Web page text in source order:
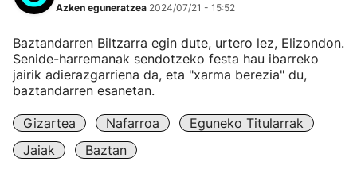
Azken eguneratzea 2024/07/21 - 15:52
Baztandarren Biltzarra egin dute, urtero lez, Elizondon.
Senide-harremanak sendotzeko festa hau ibarreko
jairik adierazgarriena da, eta "xarma berezia" du,
baztandarren esanetan.
Gizartea Nafarroa
Eguneko Titularrak
Jaiak
Baztan